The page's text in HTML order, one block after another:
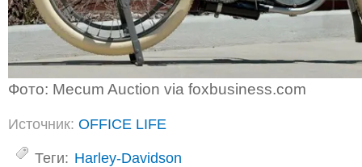
Фото: Mecum Auction via foxbusiness.com
Источник: OFFICE LIFE
Теги: Harley-Davidson